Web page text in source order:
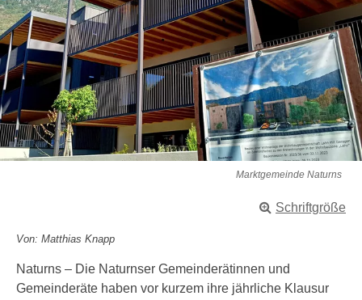
Marktgemeinde Naturns
Schriftgröße
Von: Matthias Knapp
Naturns – Die Naturnser Gemeinderätinnen und
Gemeinderäte haben vor kurzem ihre jährliche Klausur